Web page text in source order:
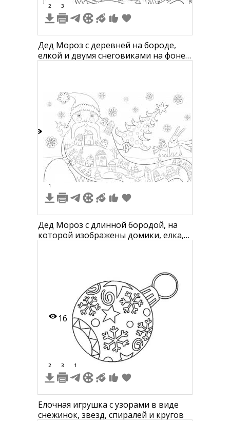
2 3
Дед Мороз с деревней на бороде,
елкой и двумя снеговиками на фоне
1
Дед Мороз с длинной бородой, на
которой изображены домики, елка,
16
2 3 1
Елочная игрушка с узорами в виде
снежинок, звезд, спиралей и кругов